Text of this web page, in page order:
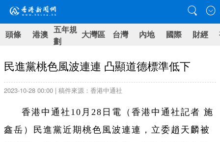
頭條 港澳 五年規
劃
大灣區 台灣 內地 國際 財經
民進黨桃色風波連連 凸顯道德標準低下
2023-10-28 00:00 | 稿件來源：香港中通社
香港中通社10月28日電（香港中通社記者 施
鑫岳）民進黨近期桃色風波連連，立委趙天麟被